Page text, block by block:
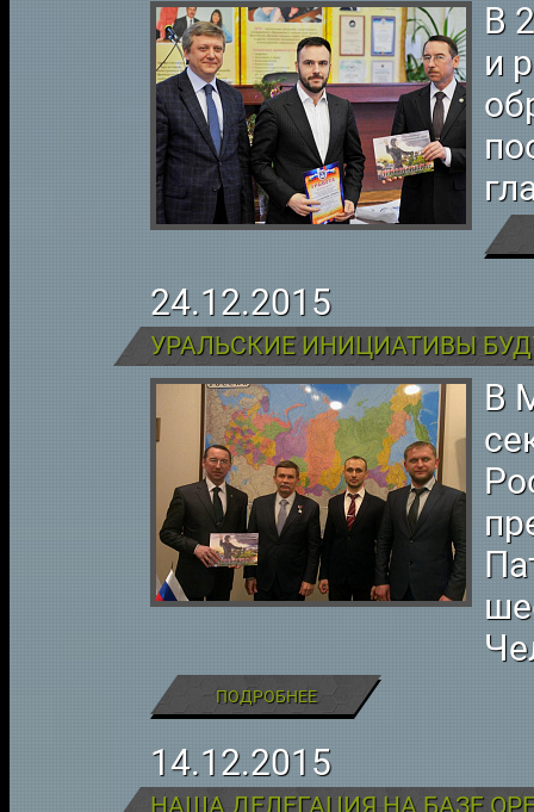
В
и
24.12.2015
УРАЛЬСКИЕ ИНИЦИАТИВЫ
В
ПОДРОБНЕЕ
14.12.2015